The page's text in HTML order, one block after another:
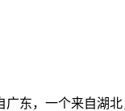
东，一个来自湖